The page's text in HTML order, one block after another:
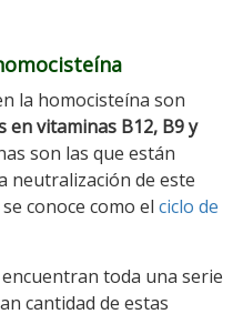
la homocisteína son
en vitaminas B12, B9 y
son las que están
neutralización de este
conoce como el ciclo de
toda una serie
cantidad de estas